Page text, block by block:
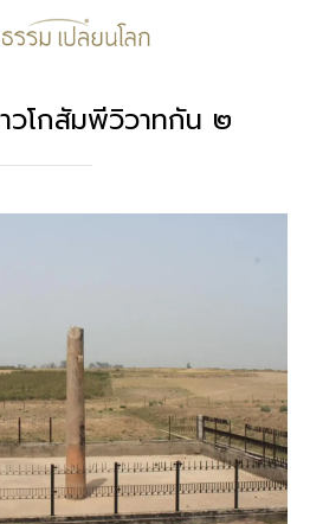
โกสัมพีวิวาทกัน ๒